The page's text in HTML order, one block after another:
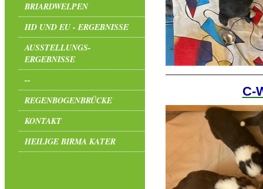
BRIARDWELPEN
HD UND EU - ERGEBNISSE
AUSSTELLUNGS-
ERGEBNISSE
--
REGENBOGENBRÜCKE
KONTAKT
HEILIGE BIRMA KATER
C-